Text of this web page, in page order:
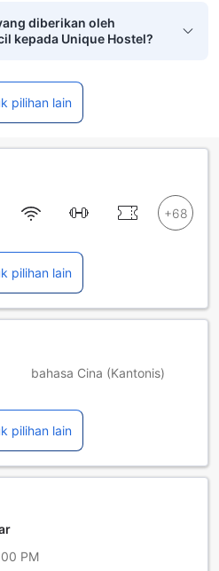
diberikan oleh
kepada Unique Hostel?
pilihan lain
pilihan lain
bahasa Cina (Kantonis)
Filipina
pilihan lain
PM